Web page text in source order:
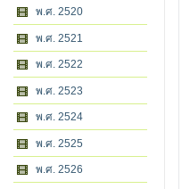
พ.ศ. 2520
พ.ศ. 2521
พ.ศ. 2522
พ.ศ. 2523
พ.ศ. 2524
พ.ศ. 2525
พ.ศ. 2526